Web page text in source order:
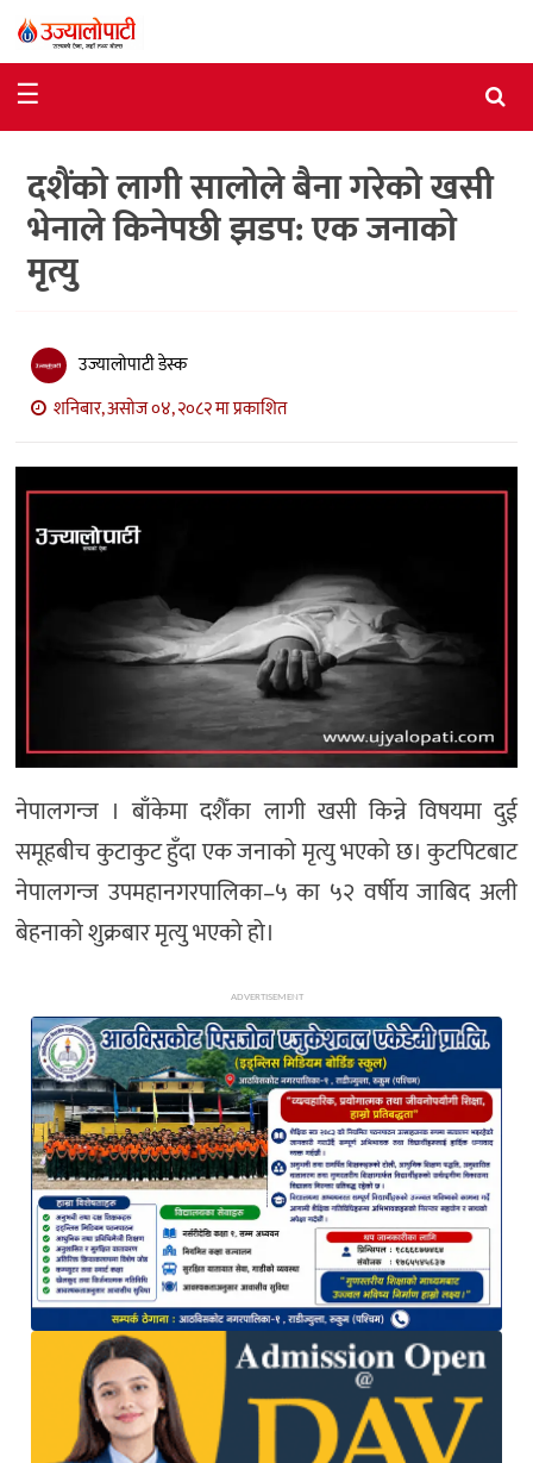
राजनीति
विशेष
आर्थिक
विचार
मनोरञ्जन
प्रविधि
☰
दशैंको लागी सालोले बैना गरेको खसी
भेनाले किनेपछी झडप: एक जनाको
मृत्यु
उज्यालोपाटी डेस्क
शनिबार, असोज ०४, २०८२ मा प्रकाशित
नेपालगन्ज । बाँकेमा दशैँका लागी खसी किन्ने विषयमा दुई
समूहबीच कुटाकुट हुँदा एक जनाको मृत्यु भएको छ। कुटपिटबाट
नेपालगन्ज उपमहानगरपालिका–५ का ५२ वर्षीय जाबिद अली
बेहनाको शुक्रबार मृत्यु भएको हो।
ADVERTISEMENT